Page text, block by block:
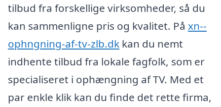
tilbud fra forskellige virksomheder, så du
kan sammenligne pris og kvalitet. På xn--
ophngning-af-tv-zlb.dk kan du nemt
indhente tilbud fra lokale fagfolk, som er
specialiseret i ophængning af TV. Med et
par enkle klik kan du finde det rette firma,